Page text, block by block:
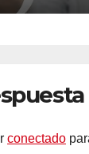
conectado